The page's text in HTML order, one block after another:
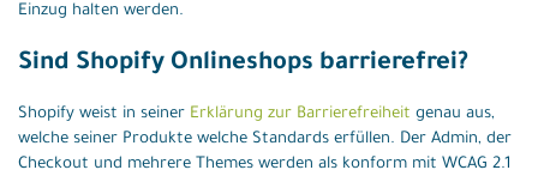
Einzug halten werden.
Sind Shopify Onlineshops barrierefrei?
Shopify weist in seiner Erklärung zur Barrierefreiheit genau aus,
welche seiner Produkte welche Standards erfüllen. Der Admin, der
Checkout und mehrere Themes werden als konform mit WCAG 2.1